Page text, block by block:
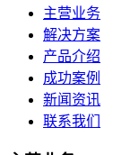
主营业务
解决方案
产品介绍
成功案例
新闻资讯
联系我们